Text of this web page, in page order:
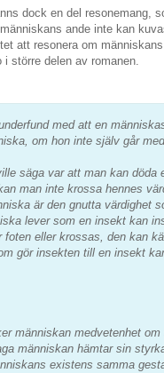
dock en del resonemang,
ande inte kan
att resonera om
i större delen av romanen.
med att en
om hon inte själv går
säga var att man kan döda
man inte krossa hennes
är den gnutta värdighet
lever som en insekt kan
foten eller krossas, den kan
gör insekten till en insekt
människan medvetenhet
människan hämtar sin
existens samma